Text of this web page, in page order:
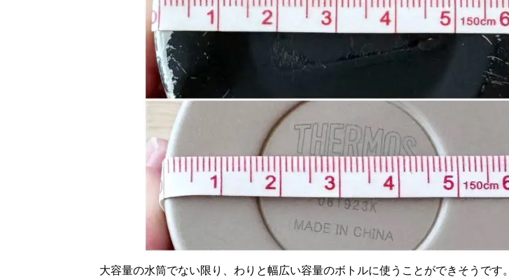
大容量の水筒でない限り、わりと幅広い容量のボトルに使うことができそうです。